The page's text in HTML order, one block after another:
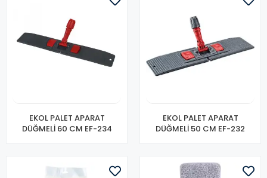
EKOL PALET APARAT
DÜĞMELİ 60 CM EF-234
EKOL PALET APARAT
DÜĞMELİ 50 CM EF-232